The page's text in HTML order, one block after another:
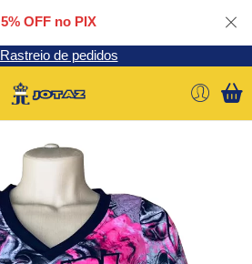
5% OFF no PIX
Rastreio de pedidos